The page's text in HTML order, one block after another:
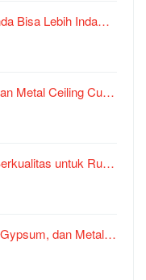
Bisa Lebih Inda…
Metal Ceiling Cu…
untuk Ru…
dan Metal…